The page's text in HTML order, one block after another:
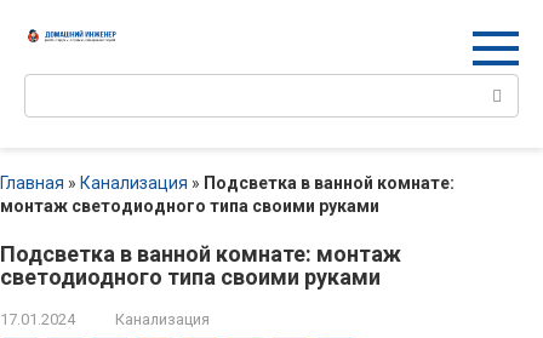
Поиск:
Главная » Канализация » Подсветка в ванной комнате:
монтаж светодиодного типа своими руками
Подсветка в ванной комнате: монтаж
светодиодного типа своими руками
17.01.2024 Канализация